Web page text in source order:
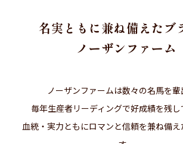
名実ともに兼ね備えたブ
ノーザンファーム
ノーザンファームは数々の名馬を輩
毎年生産者リーディングで好成績を残し
血統・実力ともにロマンと信頼を兼ね備